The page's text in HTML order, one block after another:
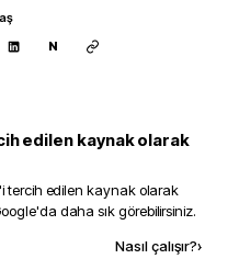
N
edilen kaynak olarak
'i tercih edilen kaynak olarak
daha sık görebilirsiniz.
Nasıl çalışır?›